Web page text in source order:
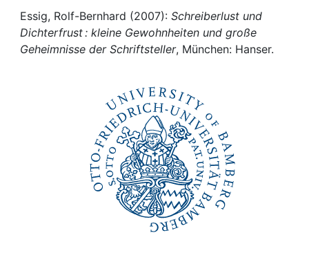
Awards
My FIS
Essig, Rolf-Bernhard (2007): Schreiberlust und
Dichterfrust : kleine Gewohnheiten und große
Geheimnisse der Schriftsteller, München: Hanser.